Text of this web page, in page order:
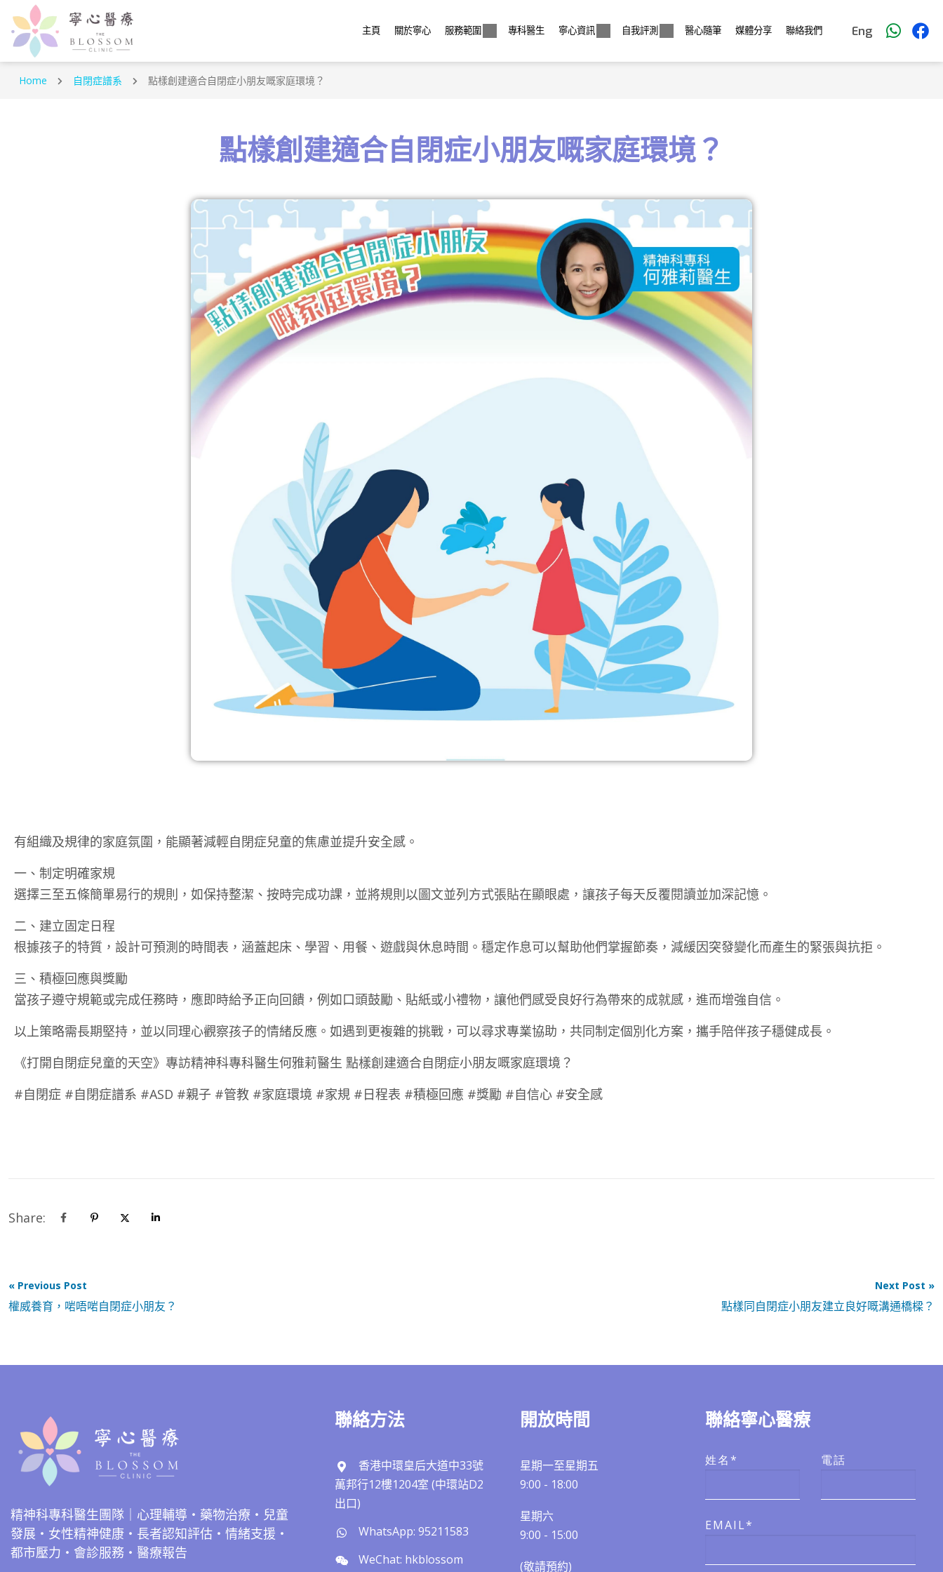
主頁 關於寧心 服務範圍 專科醫生 寧心資訊 自我評測 醫心隨筆 媒體分享 聯絡我們 Eng
Home 自閉症譜系 點樣創建適合自閉症小朋友嘅家庭環境？
點樣創建適合自閉症小朋友嘅家庭環境？
有組織及規律的家庭氛圍，能顯著減輕自閉症兒童的焦慮並提升安全感。
一、制定明確家規
選擇三至五條簡單易行的規則，如保持整潔、按時完成功課，並將規則以圖文並列方式張貼在顯眼處，讓孩子每天反覆閱讀並加深記憶。
二、建立固定日程
根據孩子的特質，設計可預測的時間表，涵蓋起床、學習、用餐、遊戲與休息時間。穩定作息可以幫助他們掌握節奏，減緩因突發變化而產生的緊張與抗拒。
三、積極回應與獎勵
當孩子遵守規範或完成任務時，應即時給予正向回饋，例如口頭鼓勵、貼紙或小禮物，讓他們感受良好行為帶來的成就感，進而增強自信。
以上策略需長期堅持，並以同理心觀察孩子的情緒反應。如遇到更複雜的挑戰，可以尋求專業協助，共同制定個別化方案，攜手陪伴孩子穩健成長。
《打開自閉症兒童的天空》專訪精神科專科醫生何雅莉醫生 點樣創建適合自閉症小朋友嘅家庭環境？
#自閉症 #自閉症譜系 #ASD #親子 #管教 #家庭環境 #家規 #日程表 #積極回應 #獎勵 #自信心 #安全感
Share:
« Previous Post
權威養育，啱唔啱自閉症小朋友？
Next Post »
點樣同自閉症小朋友建立良好嘅溝通橋樑？
精神科專科醫生團隊｜心理輔導・藥物治療・兒童
發展・女性精神健康・長者認知評估・情緒支援・
都市壓力・會診服務・醫療報告
聯絡方法
香港中環皇后大道中33號
萬邦行12樓1204室 (中環站D2
出口)
WhatsApp: 95211583
WeChat: hkblossom
開放時間
星期一至星期五
9:00 - 18:00
星期六
9:00 - 15:00
(敬請預約)​​
聯絡寧心醫療
姓名* 電話
EMAIL*